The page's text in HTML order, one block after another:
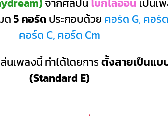
จากศิลปินโบกี้ไลอ้อน เป็นเ
ด5 คอร์ดประกอบด้วย คอร์ด G, คอร์
คอร์ด C, คอร์ด Cm
นเพลงนี้ ทำได้โดยการตั้งสายเป็นแบ
(Standard E)